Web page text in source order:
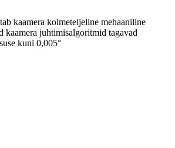
kaamera kolmeteljeline mehaaniline
kaamera juhtimisalgoritmid tagavad
kuni 0,005°